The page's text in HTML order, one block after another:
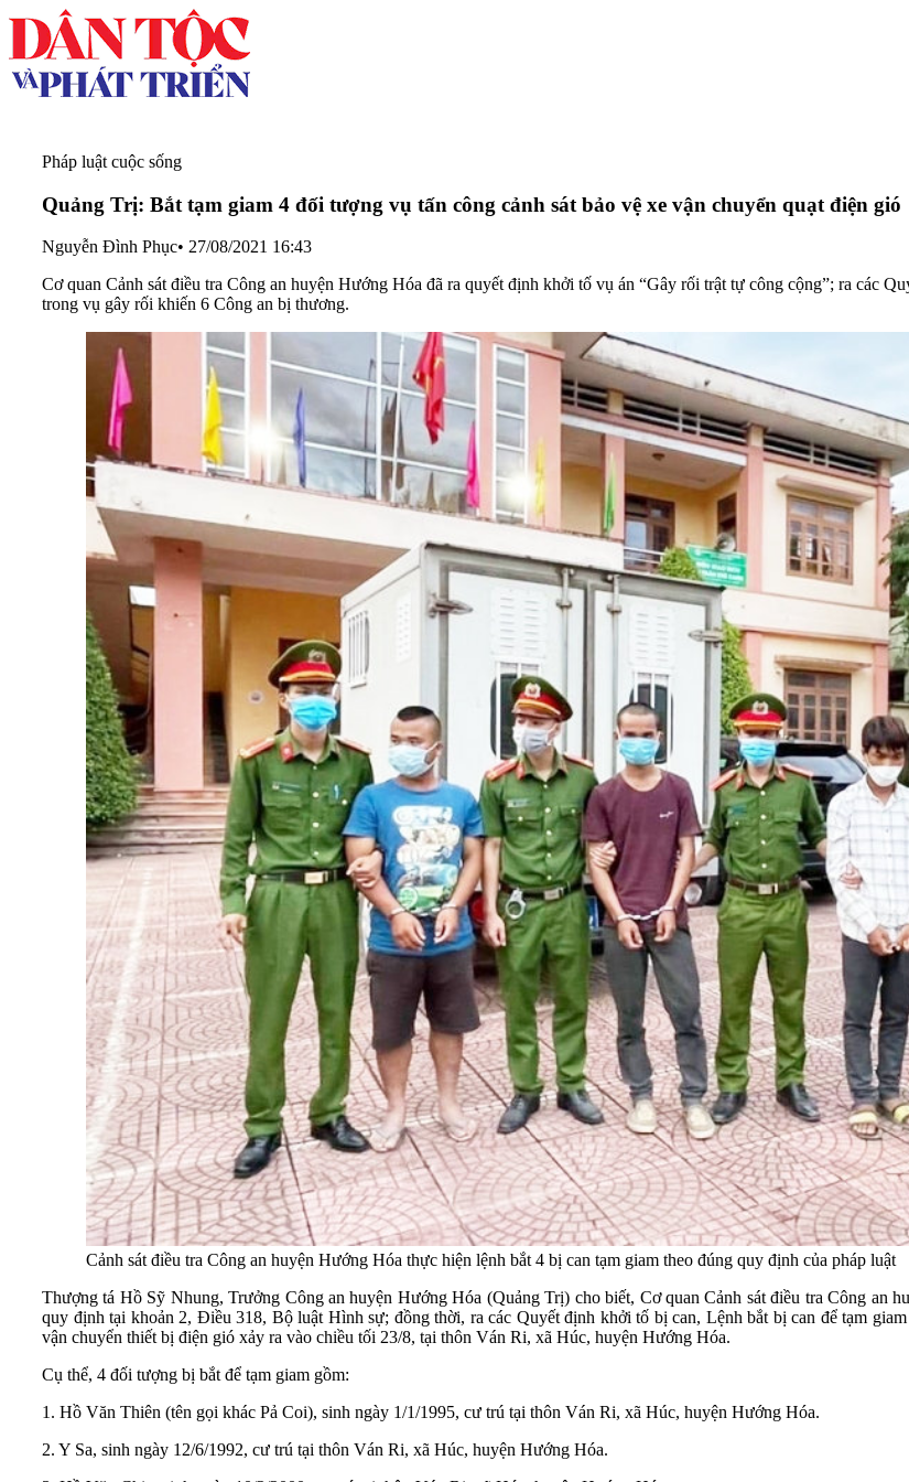
Pháp luật cuộc sống
Quảng Trị: Bắt tạm giam 4 đối tượng vụ tấn công cảnh sát bảo vệ xe vận chuyển quạt điện gió
Nguyễn Đình Phục• 27/08/2021 16:43
Cơ quan Cảnh sát điều tra Công an huyện Hướng Hóa đã ra quyết định khởi tố vụ án “Gây rối trật tự công cộng”; ra các
trong vụ gây rối khiến 6 Công an bị thương.
Cảnh sát điều tra Công an huyện Hướng Hóa thực hiện lệnh bắt 4 bị can tạm giam theo đúng quy định của pháp luật
Thượng tá Hồ Sỹ Nhung, Trưởng Công an huyện Hướng Hóa (Quảng Trị) cho biết, Cơ quan Cảnh sát điều tra Công an
quy định tại khoản 2, Điều 318, Bộ luật Hình sự; đồng thời, ra các Quyết định khởi tố bị can, Lệnh bắt bị can để tạm
vận chuyển thiết bị điện gió xảy ra vào chiều tối 23/8, tại thôn Ván Ri, xã Húc, huyện Hướng Hóa.
Cụ thể, 4 đối tượng bị bắt để tạm giam gồm:
1. Hồ Văn Thiên (tên gọi khác Pả Coi), sinh ngày 1/1/1995, cư trú tại thôn Ván Ri, xã Húc, huyện Hướng Hóa.
2. Y Sa, sinh ngày 12/6/1992, cư trú tại thôn Ván Ri, xã Húc, huyện Hướng Hóa.